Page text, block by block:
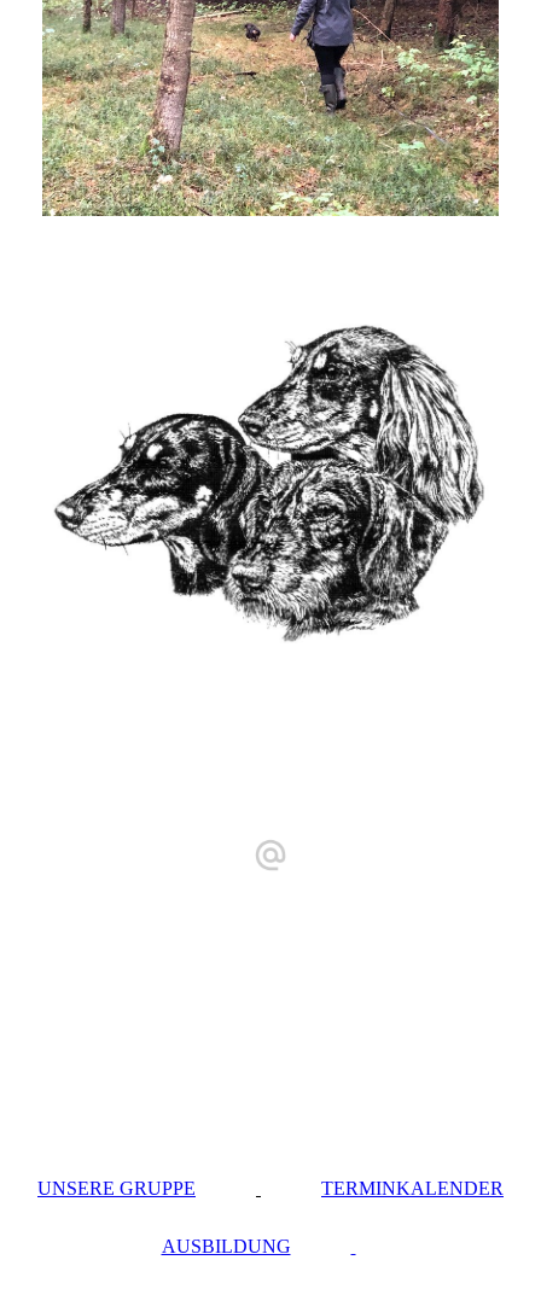
UNSERE GRUPPE TERMINKALENDER
AUSBILDUNG